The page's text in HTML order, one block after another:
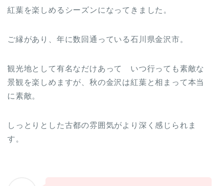
紅葉を楽しめるシーズンになってきました。
ご縁があり、年に数回通っている石川県金沢市。
観光地として有名なだけあって いつ行っても素敵な
景観を楽しめますが、秋の金沢は紅葉と相まって本当
に素敵。
しっとりとした古都の雰囲気がより深く感じられま
す。